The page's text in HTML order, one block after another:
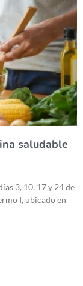
saludable
3, 10, 17 y 24 de
I, ubicado en